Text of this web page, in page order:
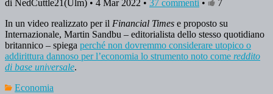
di NedCuttle21(Ulm) • 4 Mar 2022 • 37 commenti •
7
In un video realizzato per il Financial Times e proposto su
Internazionale, Martin Sandbu – editorialista dello stesso quotidiano
britannico – spiega perché non dovremmo considerare utopico o
addirittura dannoso per l’economia lo strumento noto come reddito
di base universale.
Economia